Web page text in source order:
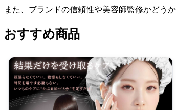
また、ブランドの信頼性や美容師監修かどう
おすすめ商品